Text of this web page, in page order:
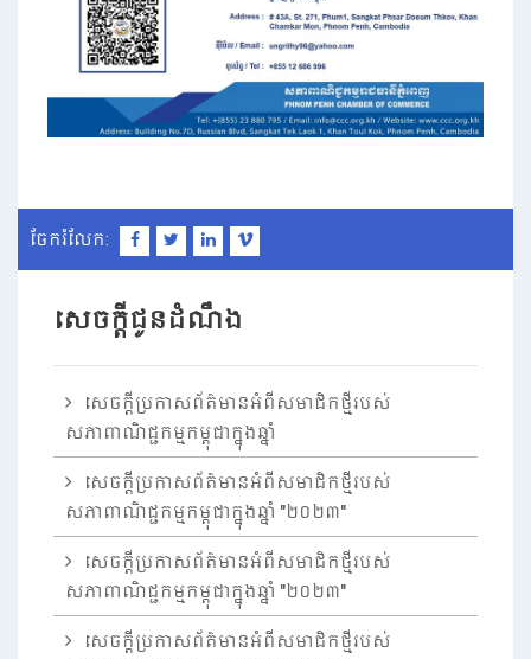
ចែករំលែក:
សេចក្តីជូនដំណឹង
សេចក្តីប្រកាសព័ត៌មានអំពីសមាជិកថ្មីរបស់
សភាពាណិជ្ជកម្មកម្ពុជាក្នុងឆ្នាំ
សេចក្តីប្រកាសព័ត៌មានអំពីសមាជិកថ្មីរបស់
សភាពាណិជ្ជកម្មកម្ពុជាក្នុងឆ្នាំ "២០២៣"
សេចក្តីប្រកាសព័ត៌មានអំពីសមាជិកថ្មីរបស់
សភាពាណិជ្ជកម្មកម្ពុជាក្នុងឆ្នាំ "២០២៣"
សេចក្តីប្រកាសព័ត៌មានអំពីសមាជិកថ្មីរបស់